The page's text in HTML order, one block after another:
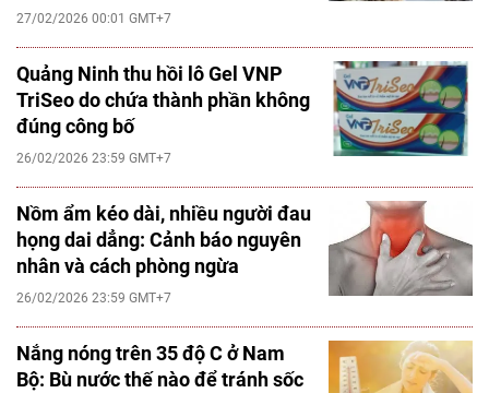
27/02/2026 00:01 GMT+7
Quảng Ninh thu hồi lô Gel VNP
TriSeo do chứa thành phần không
đúng công bố
26/02/2026 23:59 GMT+7
Nồm ẩm kéo dài, nhiều người đau
họng dai dẳng: Cảnh báo nguyên
nhân và cách phòng ngừa
26/02/2026 23:59 GMT+7
Nắng nóng trên 35 độ C ở Nam
Bộ: Bù nước thế nào để tránh sốc